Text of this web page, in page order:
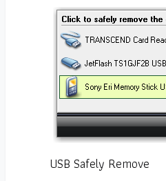
USB Safely Remove